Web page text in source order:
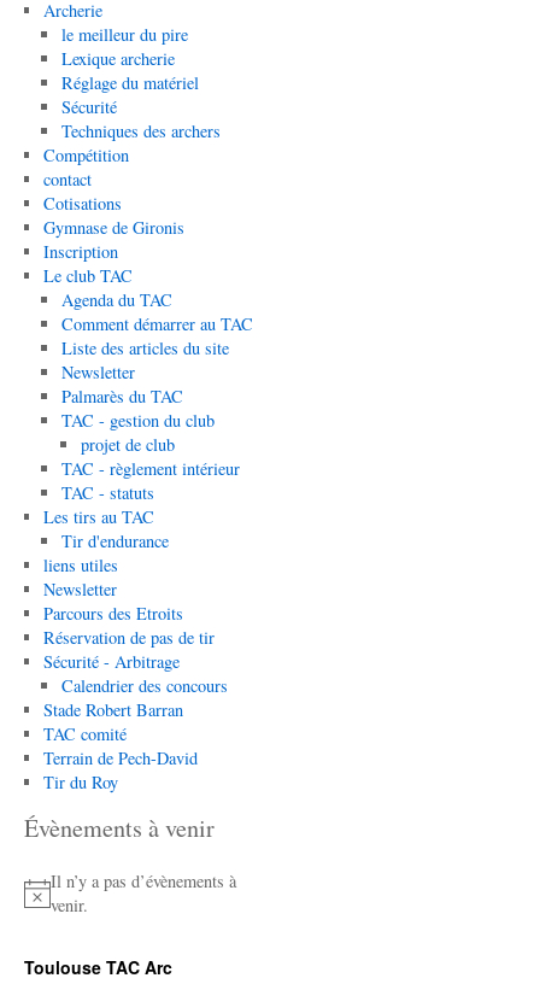
Archerie
le meilleur du pire
Lexique archerie
Réglage du matériel
Sécurité
Techniques des archers
Compétition
contact
Cotisations
Gymnase de Gironis
Inscription
Le club TAC
Agenda du TAC
Comment démarrer au TAC
Liste des articles du site
Newsletter
Palmarès du TAC
TAC - gestion du club
projet de club
TAC - règlement intérieur
TAC - statuts
Les tirs au TAC
Tir d'endurance
liens utiles
Newsletter
Parcours des Etroits
Réservation de pas de tir
Sécurité - Arbitrage
Calendrier des concours
Stade Robert Barran
TAC comité
Terrain de Pech-David
Tir du Roy
Évènements à venir
Notice
Il n’y a pas d’évènements à
venir.
Toulouse TAC Arc